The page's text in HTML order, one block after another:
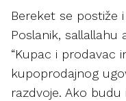
Bereket se postiže
Poslanik, sallallahu
“Kupac i prodavac
kupoprodajnog
razdvoje. Ako